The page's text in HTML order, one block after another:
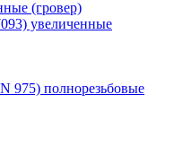
(гровер)
увеличенные
975) полнорезьбовые